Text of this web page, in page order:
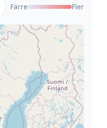
Färre Fler